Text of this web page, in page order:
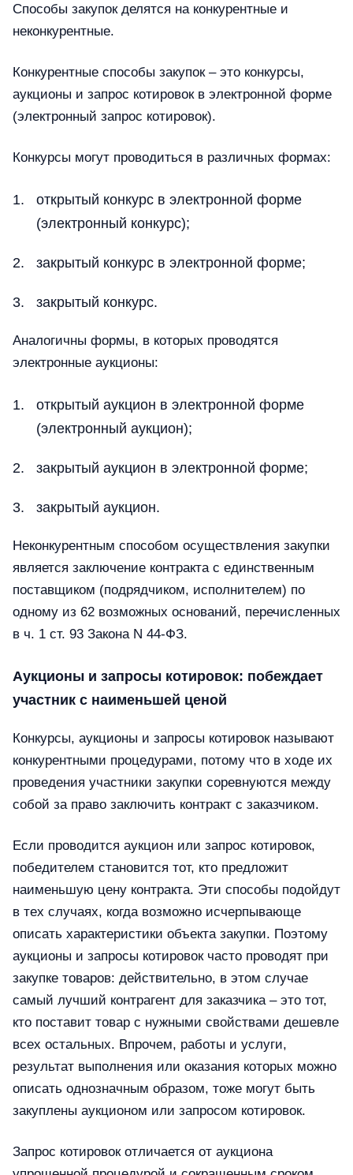
Способы закупок делятся на конкурентные и
неконкурентные.
Конкурентные способы закупок – это конкурсы,
аукционы и запрос котировок в электронной форме
(электронный запрос котировок).
Конкурсы могут проводиться в различных формах:
открытый конкурс в электронной форме
(электронный конкурс);
закрытый конкурс в электронной форме;
закрытый конкурс.
Аналогичны формы, в которых проводятся
электронные аукционы:
открытый аукцион в электронной форме
(электронный аукцион);
закрытый аукцион в электронной форме;
закрытый аукцион.
Неконкурентным способом осуществления закупки
является заключение контракта с единственным
поставщиком (подрядчиком, исполнителем) по
одному из 62 возможных оснований, перечисленных
в ч. 1 ст. 93 Закона N 44-ФЗ.
Аукционы и запросы котировок: побеждает
участник с наименьшей ценой
Конкурсы, аукционы и запросы котировок называют
конкурентными процедурами, потому что в ходе их
проведения участники закупки соревнуются между
собой за право заключить контракт с заказчиком.
Если проводится аукцион или запрос котировок,
победителем становится тот, кто предложит
наименьшую цену контракта. Эти способы подойдут
в тех случаях, когда возможно исчерпывающе
описать характеристики объекта закупки. Поэтому
аукционы и запросы котировок часто проводят при
закупке товаров: действительно, в этом случае
самый лучший контрагент для заказчика – это тот,
кто поставит товар с нужными свойствами дешевле
всех остальных. Впрочем, работы и услуги,
результат выполнения или оказания которых можно
описать однозначным образом, тоже могут быть
закуплены аукционом или запросом котировок.
Запрос котировок отличается от аукциона